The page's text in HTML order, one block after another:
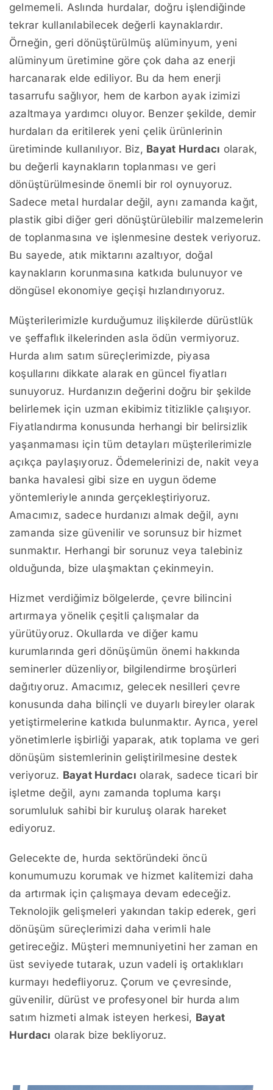
gelmemeli. Aslında hurdalar, doğru işlendiğinde
tekrar kullanılabilecek değerli kaynaklardır.
Örneğin, geri dönüştürülmüş alüminyum, yeni
alüminyum üretimine göre çok daha az enerji
harcanarak elde ediliyor. Bu da hem enerji
tasarrufu sağlıyor, hem de karbon ayak izimizi
azaltmaya yardımcı oluyor. Benzer şekilde, demir
hurdaları da eritilerek yeni çelik ürünlerinin
üretiminde kullanılıyor. Biz, Bayat Hurdacı olarak,
bu değerli kaynakların toplanması ve geri
dönüştürülmesinde önemli bir rol oynuyoruz.
Sadece metal hurdalar değil, aynı zamanda kağıt,
plastik gibi diğer geri dönüştürülebilir malzemelerin
de toplanmasına ve işlenmesine destek veriyoruz.
Bu sayede, atık miktarını azaltıyor, doğal
kaynakların korunmasına katkıda bulunuyor ve
döngüsel ekonomiye geçişi hızlandırıyoruz.
Müşterilerimizle kurduğumuz ilişkilerde dürüstlük
ve şeffaflık ilkelerinden asla ödün vermiyoruz.
Hurda alım satım süreçlerimizde, piyasa
koşullarını dikkate alarak en güncel fiyatları
sunuyoruz. Hurdanızın değerini doğru bir şekilde
belirlemek için uzman ekibimiz titizlikle çalışıyor.
Fiyatlandırma konusunda herhangi bir belirsizlik
yaşanmaması için tüm detayları müşterilerimizle
açıkça paylaşıyoruz. Ödemelerinizi de, nakit veya
banka havalesi gibi size en uygun ödeme
yöntemleriyle anında gerçekleştiriyoruz.
Amacımız, sadece hurdanızı almak değil, aynı
zamanda size güvenilir ve sorunsuz bir hizmet
sunmaktır. Herhangi bir sorunuz veya talebiniz
olduğunda, bize ulaşmaktan çekinmeyin.
Hizmet verdiğimiz bölgelerde, çevre bilincini
artırmaya yönelik çeşitli çalışmalar da
yürütüyoruz. Okullarda ve diğer kamu
kurumlarında geri dönüşümün önemi hakkında
seminerler düzenliyor, bilgilendirme broşürleri
dağıtıyoruz. Amacımız, gelecek nesilleri çevre
konusunda daha bilinçli ve duyarlı bireyler olarak
yetiştirmelerine katkıda bulunmaktır. Ayrıca, yerel
yönetimlerle işbirliği yaparak, atık toplama ve geri
dönüşüm sistemlerinin geliştirilmesine destek
veriyoruz. Bayat Hurdacı olarak, sadece ticari bir
işletme değil, aynı zamanda topluma karşı
sorumluluk sahibi bir kuruluş olarak hareket
ediyoruz.
Gelecekte de, hurda sektöründeki öncü
konumumuzu korumak ve hizmet kalitemizi daha
da artırmak için çalışmaya devam edeceğiz.
Teknolojik gelişmeleri yakından takip ederek, geri
dönüşüm süreçlerimizi daha verimli hale
getireceğiz. Müşteri memnuniyetini her zaman en
üst seviyede tutarak, uzun vadeli iş ortaklıkları
kurmayı hedefliyoruz. Çorum ve çevresinde,
güvenilir, dürüst ve profesyonel bir hurda alım
satım hizmeti almak isteyen herkesi, Bayat
Hurdacı olarak bize bekliyoruz.